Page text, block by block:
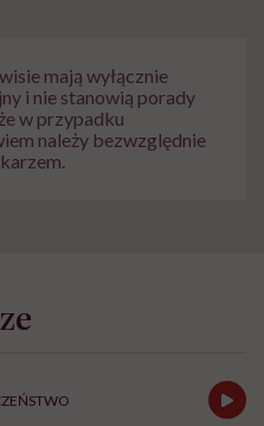
mają wyłącznie
i nie stanowią porady
w przypadku
należy bezwzględnie